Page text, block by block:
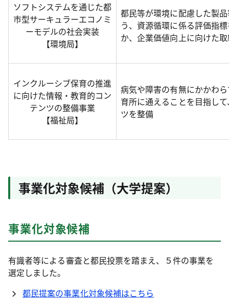
ソフトシステムを通じた都
市型サーキュラーエコノミ
ーモデルの社会実装
【環境局】
都民等が環境に配慮した製
う、資源循環に係る評価指
か、企業価値向上に向けた
インクルーシブ保育の推進
に向けた情報・教育的コン
テンツの整備事業
【福祉局】
病気や障害の有無にかかわ
育所に通えることを目指し
ツを整備
事業化対象候補（大学提案）
事業化対象候補
有識者等による審査と都民投票を踏まえ、５件の事業を
選定しました。
都民提案の事業化対象候補はこちら